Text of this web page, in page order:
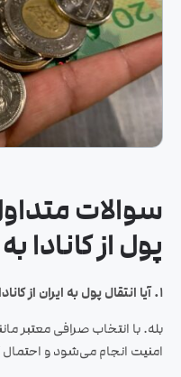
سوالات
پول از کانادا
۱. آیا انتقال پول به ایران از کانادا امن است؟
بله. با انتخاب صرافی معتبر
امنیت انجام می‌شود و